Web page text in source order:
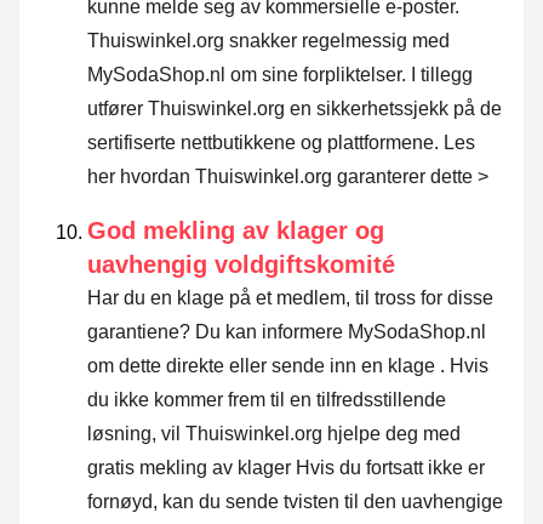
kunne melde seg av kommersielle e-poster.
Thuiswinkel.org snakker regelmessig med
MySodaShop.nl om sine forpliktelser. I tillegg
utfører Thuiswinkel.org en sikkerhetssjekk på de
sertifiserte nettbutikkene og plattformene. Les
her hvordan Thuiswinkel.org garanterer dette >
God mekling av klager og
uavhengig voldgiftskomité
Har du en klage på et medlem, til tross for disse
garantiene? Du kan informere MySodaShop.nl
om dette direkte eller sende inn en klage . Hvis
du ikke kommer frem til en tilfredsstillende
løsning, vil Thuiswinkel.org hjelpe deg med
gratis mekling av klager Hvis du fortsatt ikke er
fornøyd, kan du sende tvisten til den uavhengige